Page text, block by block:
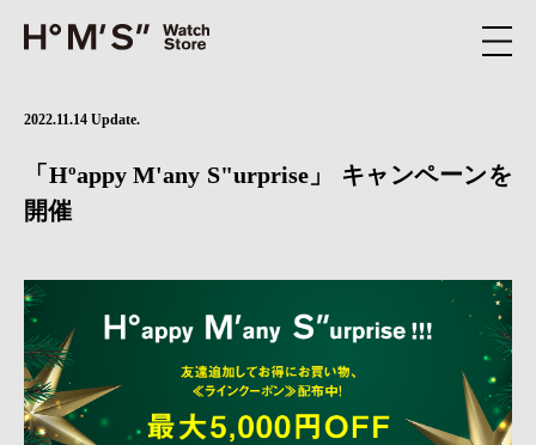
2022.11.14 Update.
「Hºappy M'any S"urprise」 キャンペーンを
開催